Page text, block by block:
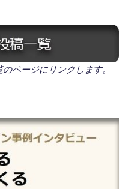
ページにリンクします。